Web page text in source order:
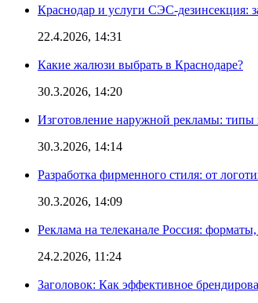
Краснодар и услуги СЭС-дезинсекция:
22.4.2026, 14:31
Какие жалюзи выбрать в Краснодаре?
30.3.2026, 14:20
Изготовление наружной рекламы:
30.3.2026, 14:14
Разработка фирменного стиля: от
30.3.2026, 14:09
Реклама на телеканале Россия:
24.2.2026, 11:24
Заголовок: Как эффективное